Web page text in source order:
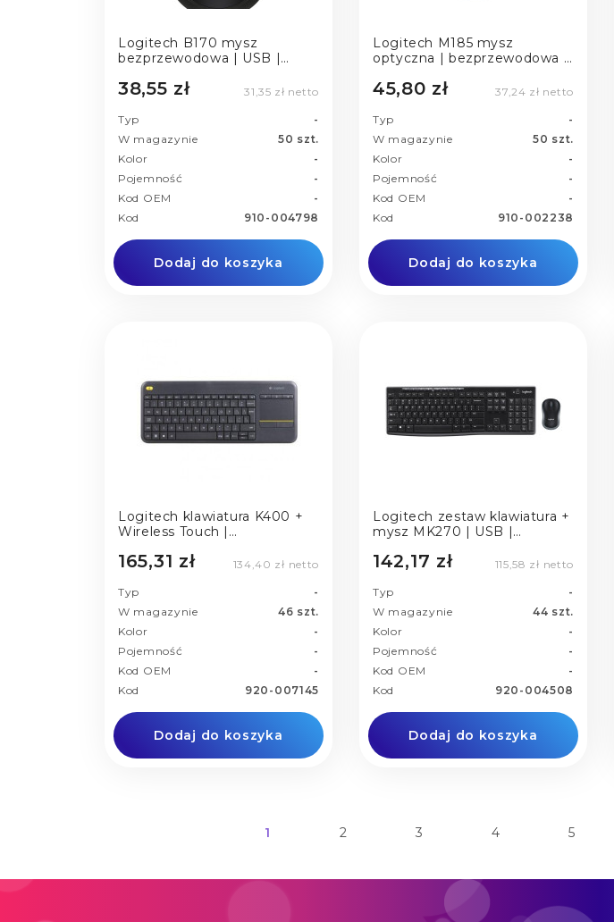
Logitech B170 mysz
bezprzewodowa | USB |
38,55 zł 31,35 zł netto
Typ
-
W magazynie
50 szt.
Kolor
-
Pojemność
-
Kod OEM
-
Kod
910-004798
Dodaj do koszyka
Logitech M185 mysz
optyczna | bezprzewodowa |
45,80 zł 37,24 zł netto
Typ
-
W magazynie
50 szt.
Kolor
-
Pojemność
-
Kod OEM
-
Kod
910-002238
Dodaj do koszyka
Logitech klawiatura K400 +
Wireless Touch |
black/grey
165,31 zł 134,40 zł netto
Typ
-
W magazynie
46 szt.
Kolor
-
Pojemność
-
Kod OEM
-
Kod
920-007145
Dodaj do koszyka
Logitech zestaw klawiatura +
mysz MK270 | USB |
142,17 zł 115,58 zł netto
Typ
-
W magazynie
44 szt.
Kolor
-
Pojemność
-
Kod OEM
-
Kod
920-004508
Dodaj do koszyka
1 2 3 4 5